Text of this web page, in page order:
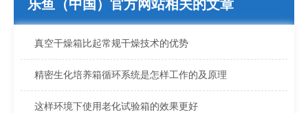
乐鱼（中国）官方网站相关的文章
真空干燥箱比起常规干燥技术的优势
精密生化培养箱循环系统是怎样工作的及原理
这样环境下使用老化试验箱的效果更好